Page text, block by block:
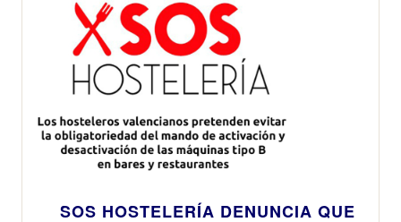
SOS HOSTELERÍA DENUNCIA QUE